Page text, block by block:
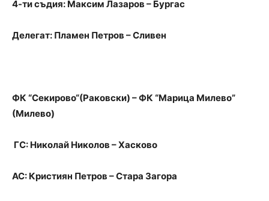
4-ти съдия: Максим Лазаров – Бургас
Делегат: Пламен Петров – Сливен
ФК “Секирово“(Раковски) – ФК “Марица Милево”
(Милево)
ГС: Николай Николов – Хасково
АС: Кристиян Петров – Стара Загора